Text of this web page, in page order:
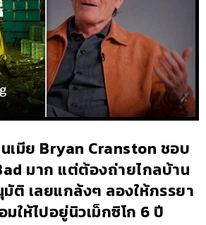
เมีย Bryan Cranston ชอบ
มาก แต่ต้องถ่ายไกลบ้าน
ติ เลยแกล้งๆ ลองให้ภรรยา
ให้ไปอยู่นิวเม็กซิโก 6 ปี